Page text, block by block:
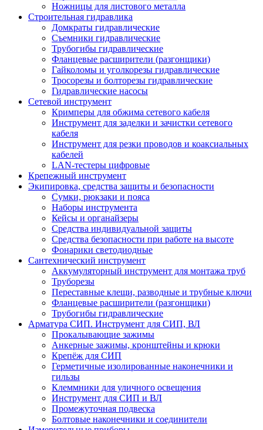
Ножницы для листового металла
Строительная гидравлика
Домкраты гидравлические
Съемники гидравлические
Трубогибы гидравлические
Фланцевые расширители (разгонщики)
Гайколомы и уголкорезы гидравлические
Тросорезы и болторезы гидравлические
Гидравлические насосы
Сетевой инструмент
Кримперы для обжима сетевого кабеля
Инструмент для заделки и зачистки сетевого
кабеля
Инструмент для резки проводов и коаксиальных
кабелей
LAN-тестеры цифровые
Крепежный инструмент
Экипировка, средства защиты и безопасности
Сумки, рюкзаки и пояса
Наборы инструмента
Кейсы и органайзеры
Средства индивидуальной защиты
Средства безопасности при работе на высоте
Фонарики светодиодные
Сантехнический инструмент
Аккумуляторный инструмент для монтажа труб
Труборезы
Переставные клещи, разводные и трубные ключи
Фланцевые расширители (разгонщики)
Трубогибы гидравлические
Арматура СИП. Инструмент для СИП, ВЛ
Прокалывающие зажимы
Анкерные зажимы, кронштейны и крюки
Крепёж для СИП
Герметичные изолированные наконечники и
гильзы
Клеммники для уличного освещения
Инструмент для СИП и ВЛ
Промежуточная подвеска
Болтовые наконечники и соединители